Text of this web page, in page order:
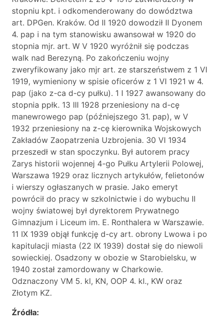
stopniu kpt. i odkomenderowany do dowództwa
art. DPGen. Kraków. Od II 1920 dowodził II Dyonem
4. pap i na tym stanowisku awansował w 1920 do
stopnia mjr. art. W V 1920 wyróżnił się podczas
walk nad Berezyną. Po zakończeniu wojny
zweryfikowany jako mjr art. ze starszeństwem z 1 VI
1919, wymieniony w spisie oficerów z 1 VI 1921 w 4.
pap (jako z-ca d-cy pułku). 1 I 1927 awansowany do
stopnia ppłk. 13 III 1928 przeniesiony na d-cę
manewrowego pap (późniejszego 31. pap), w V
1932 przeniesiony na z-cę kierownika Wojskowych
Zakładów Zaopatrzenia Uzbrojenia. 30 VI 1934
przeszedł w stan spoczynku. Był autorem pracy
Zarys historii wojennej 4-go Pułku Artylerii Polowej,
Warszawa 1929 oraz licznych artykułów, felietonów
i wierszy ogłaszanych w prasie. Jako emeryt
powrócił do pracy w szkolnictwie i do wybuchu II
wojny światowej był dyrektorem Prywatnego
Gimnazjum i Liceum im. E. Ronthalera w Warszawie.
11 IX 1939 objął funkcję d-cy art. obrony Lwowa i po
kapitulacji miasta (22 IX 1939) dostał się do niewoli
sowieckiej. Osadzony w obozie w Starobielsku, w
1940 został zamordowany w Charkowie.
Odznaczony VM 5. kl, KN, OOP 4. kl., KW oraz
Złotym KZ.
Źródła: